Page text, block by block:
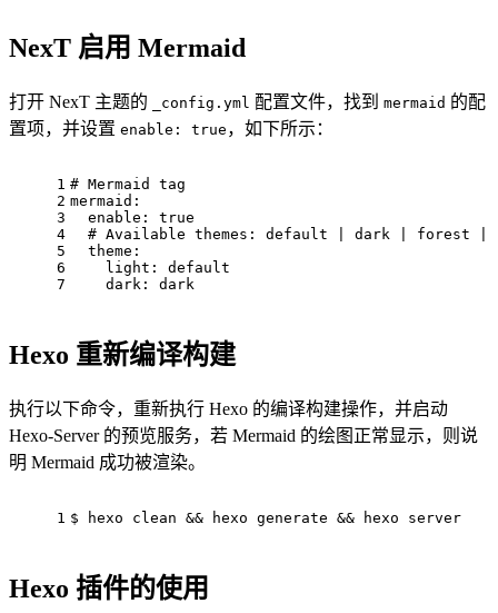
NexT 启用 Mermaid
打开 NexT 主题的 _config.yml 配置文件，找到 mermaid 的配
置项，并设置 enable: true ，如下所示：
1
2
3
4
5
6
7
# Mermaid tag
mermaid:
enable:
true
# Available themes: default | dark | forest |
theme:
light:
default
dark:
dark
Hexo 重新编译构建
执行以下命令，重新执行 Hexo 的编译构建操作，并启动
Hexo-Server 的预览服务，若 Mermaid 的绘图正常显示，则说
明 Mermaid 成功被渲染。
1 $ hexo clean && hexo generate && hexo server
Hexo 插件的使用